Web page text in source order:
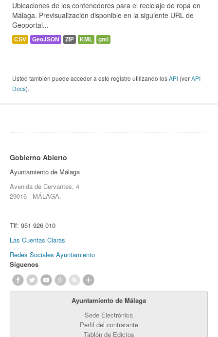
Ubicaciones de los contenedores para el reciclaje de ropa en
Málaga. Previsualización disponible en la siguiente URL de
Geoportal...
CSV GeoJSON ZIP KML gml
Usted también puede acceder a este registro utilizando losAPI (verAPI
Docs).
Gobierno Abierto
Ayuntamiento de Málaga
Avenida de Cervantes, 4
29016 - MÁLAGA.
Tlf: 951 926 010
Las Cuentas Claras
Redes Sociales Ayuntamiento
Síguenos
Ayuntamiento de Málaga
Sede Electrónica
Perfil del contratante
Tablón de Edictos